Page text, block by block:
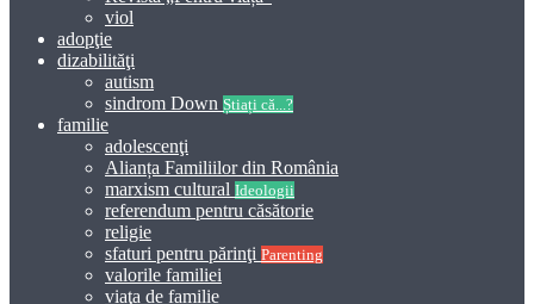
viol
adopţie
dizabilităţi
autism
sindrom Down Știați că...?
familie
adolescenţi
Alianța Familiilor din România
marxism cultural Ideologii
referendum pentru căsătorie
religie
sfaturi pentru părinţi Parenting
valorile familiei
viaţa de familie